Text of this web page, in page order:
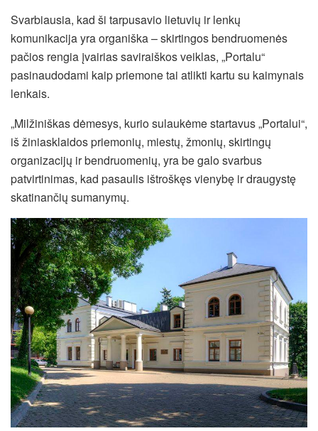
Svarbiausia, kad ši tarpusavio lietuvių ir lenkų
komunikacija yra organiška – skirtingos bendruomenės
pačios rengia įvairias saviraiškos veiklas, „Portalu“
pasinaudodami kaip priemone tai atlikti kartu su kaimynais
lenkais.
„Milžiniškas dėmesys, kurio sulaukėme startavus „Portalui“,
iš žiniasklaidos priemonių, miestų, žmonių, skirtingų
organizacijų ir bendruomenių, yra be galo svarbus
patvirtinimas, kad pasaulis ištroškęs vienybę ir draugystę
skatinančių sumanymų.